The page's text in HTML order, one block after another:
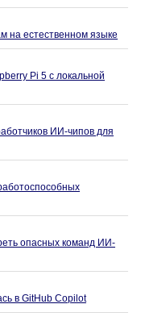
на естественном языке
Pi 5 с локальной
ИИ-чипов для
опасных команд ИИ-
в GitHub Copilot